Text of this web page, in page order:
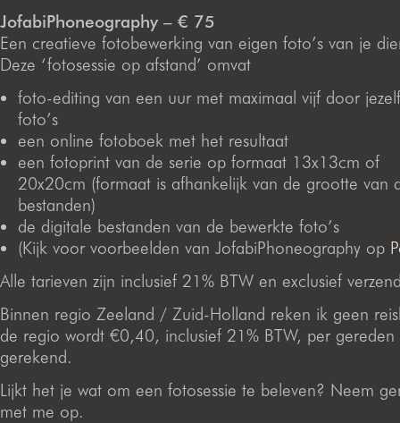
JofabiPhoneography – € 75
Een creatieve fotobewerking van eigen foto’s van je
Deze ‘fotosessie op afstand’ omvat
foto-editing van een uur met maximaal vijf door
foto’s
een online fotoboek met het resultaat
een fotoprint van de serie op formaat 13x13cm of
20x20cm (formaat is afhankelijk van de grootte van
bestanden)
de digitale bestanden van de bewerkte foto’s
(Kijk voor voorbeelden van JofabiPhoneography op
Alle tarieven zijn inclusief 21% BTW en exclusief
Binnen regio Zeeland / Zuid-Holland reken ik geen
de regio wordt €0,40, inclusief 21% BTW, per gereden
gerekend.
Lijkt het je wat om een fotosessie te beleven? Neem
met me op.